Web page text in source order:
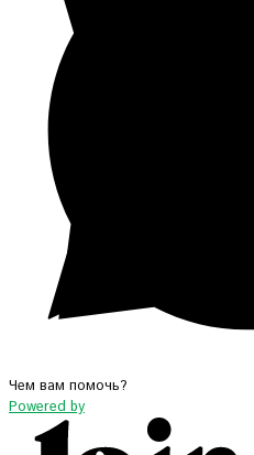
Чем вам помочь?
Powered by